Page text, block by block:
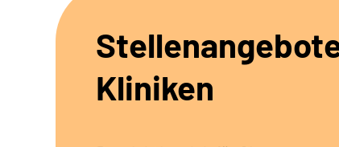
Kliniken